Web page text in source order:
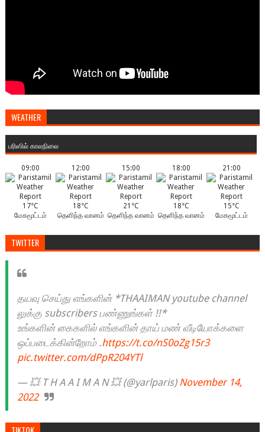
WEATHER
பரிஸில் காலநிலை
09:00
17°C
மேகமூட்டம்
12:00
18°C
தெளிந்த வானம்
15:00
21°C
தெளிந்த வானம்
18:00
18°C
தெளிந்த வானம்
21:00
15°C
மேகமூட்டம்
TWITTER
தயவு செய்து எங்களின் *THAAIMAN youtube channel
லுக்கு subscribers பண்ணுங்கள் !!*
உங்களின் கைகளில் எங்களின் தாய் மண் வீடியோக்களை
ஒப்படைக்கின்றோம் .https://t.co/nS0oZg15r3
pic.twitter.com/dPpR204YTl
— 💥 T H A A I M A N 💥 (@yarlparis) November 14,
2022